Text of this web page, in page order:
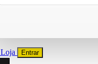
Loja Entrar